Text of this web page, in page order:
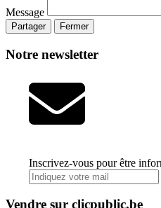
Message
Partager Fermer
Notre newsletter
Inscrivez-vous pour être
Vendre sur clicpublic.be